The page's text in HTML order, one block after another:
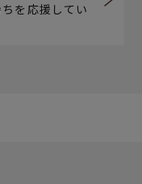
を応援してい